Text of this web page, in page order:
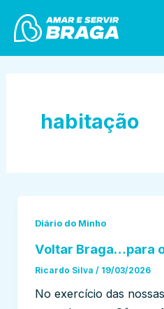
content
habitação
Diário do Minho
Voltar Braga…para
Ricardo Silva / 19/03/2026
No exercício das